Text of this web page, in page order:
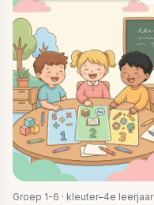
Groep 1-6 · kleuter–4e leerjaar